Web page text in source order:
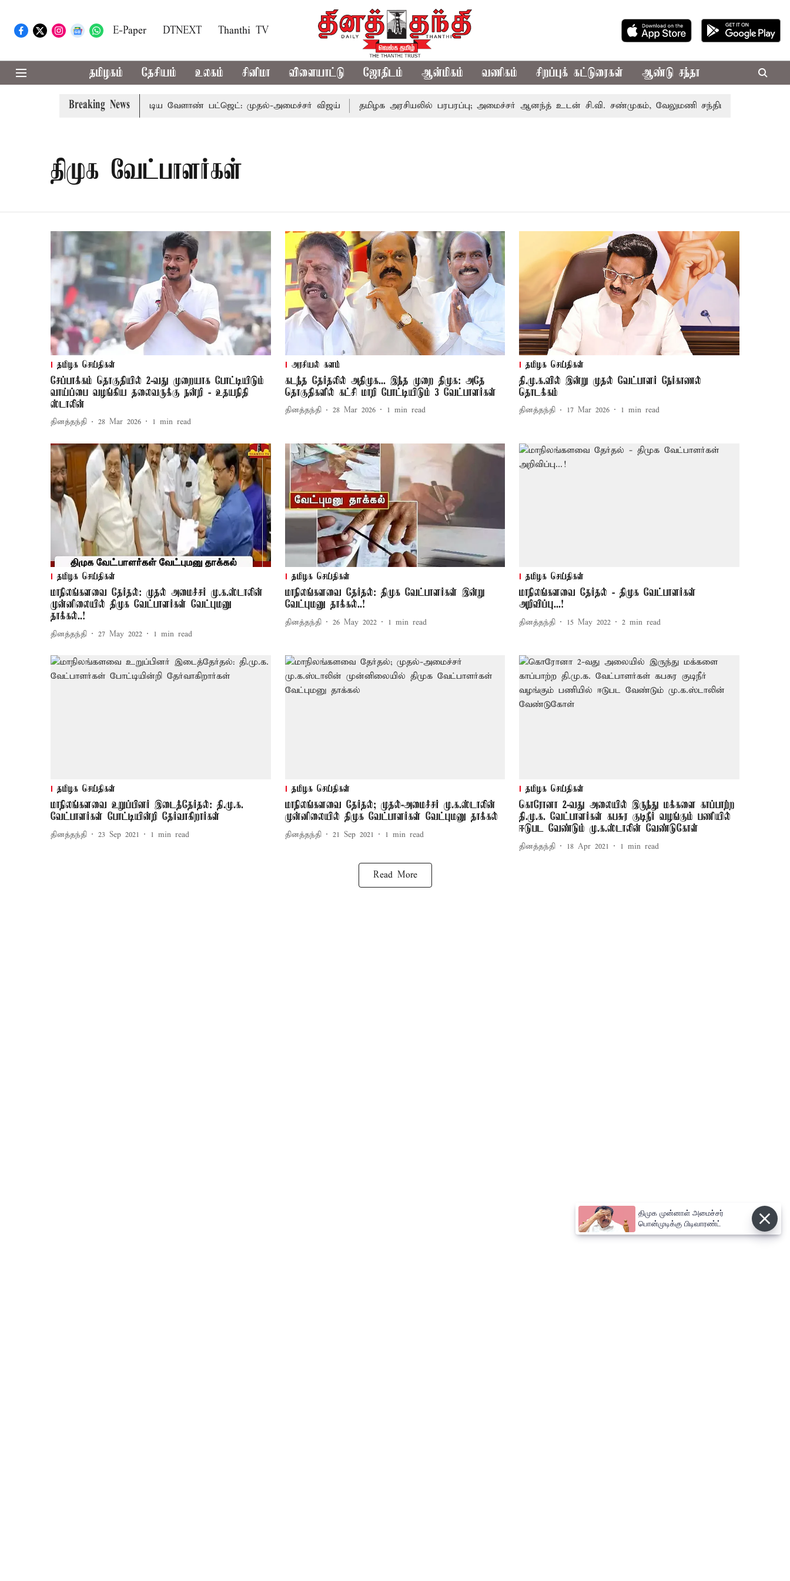
E-Paper DTNEXT Thanthi TV
தமிழகம் தேசியம் உலகம் சினிமா விளையாட்டு ஜோதிடம் ஆன்மிகம் வணிகம் சிறப்புக் கட்டுரைகள் ஆண்டு சந்தா
Breaking News
பார்வையுடன் கூடிய வேளாண் பட்ஜெட்: முதல்-அமைச்சர் விஜய் தமிழக அரசியலில் பரபரப்பு; அமைச்சர் ஆனந்த் உடன் சி.வி. சண்முகம், வேலுமணி சந்திப்பு
திமுக வேட்பாளர்கள்
தமிழக செய்திகள்
சேப்பாக்கம் தொகுதியில் 2-வது முறையாக போட்டியிடும்
வாய்ப்பை வழங்கிய தலைவருக்கு நன்றி - உதயநிதி
ஸ்டாலின்
தினத்தந்தி 28 Mar 2026 1 min read
அரசியல் களம்
கடந்த தேர்தலில் அதிமுக... இந்த முறை திமுக: அதே
தொகுதிகளில் கட்சி மாறி போட்டியிடும் 3 வேட்பாளர்கள்
தினத்தந்தி 28 Mar 2026 1 min read
தமிழக செய்திகள்
தி.மு.க.வில் இன்று முதல் வேட்பாளர் நேர்காணல்
தொடக்கம்
தினத்தந்தி 17 Mar 2026 1 min read
தமிழக செய்திகள்
மாநிலங்களவை தேர்தல்: முதல் அமைச்சர் மு.க.ஸ்டாலின்
முன்னிலையில் திமுக வேட்பாளர்கள் வேட்புமனு
தாக்கல்..!
தினத்தந்தி 27 May 2022 1 min read
தமிழக செய்திகள்
மாநிலங்களவை தேர்தல்: திமுக வேட்பாளர்கள் இன்று
வேட்புமனு தாக்கல்..!
தினத்தந்தி 26 May 2022 1 min read
தமிழக செய்திகள்
மாநிலங்களவை தேர்தல் - திமுக வேட்பாளர்கள்
அறிவிப்பு...!
தினத்தந்தி 15 May 2022 2 min read
தமிழக செய்திகள்
மாநிலங்களவை உறுப்பினர் இடைத்தேர்தல்: தி.மு.க.
வேட்பாளர்கள் போட்டியின்றி தேர்வாகிறார்கள்
தினத்தந்தி 23 Sep 2021 1 min read
தமிழக செய்திகள்
மாநிலங்களவை தேர்தல்; முதல்-அமைச்சர் மு.க.ஸ்டாலின்
முன்னிலையில் திமுக வேட்பாளர்கள் வேட்புமனு தாக்கல்
தினத்தந்தி 21 Sep 2021 1 min read
தமிழக செய்திகள்
கொரோனா 2-வது அலையில் இருந்து மக்களை காப்பாற்ற
தி.மு.க. வேட்பாளர்கள் கபசுர குடிநீர் வழங்கும் பணியில்
ஈடுபட வேண்டும் மு.க.ஸ்டாலின் வேண்டுகோள்
தினத்தந்தி 18 Apr 2021 1 min read
Read More
திமுக முன்னாள் அமைச்சர்
பொன்முடிக்கு பிடிவாரண்ட்